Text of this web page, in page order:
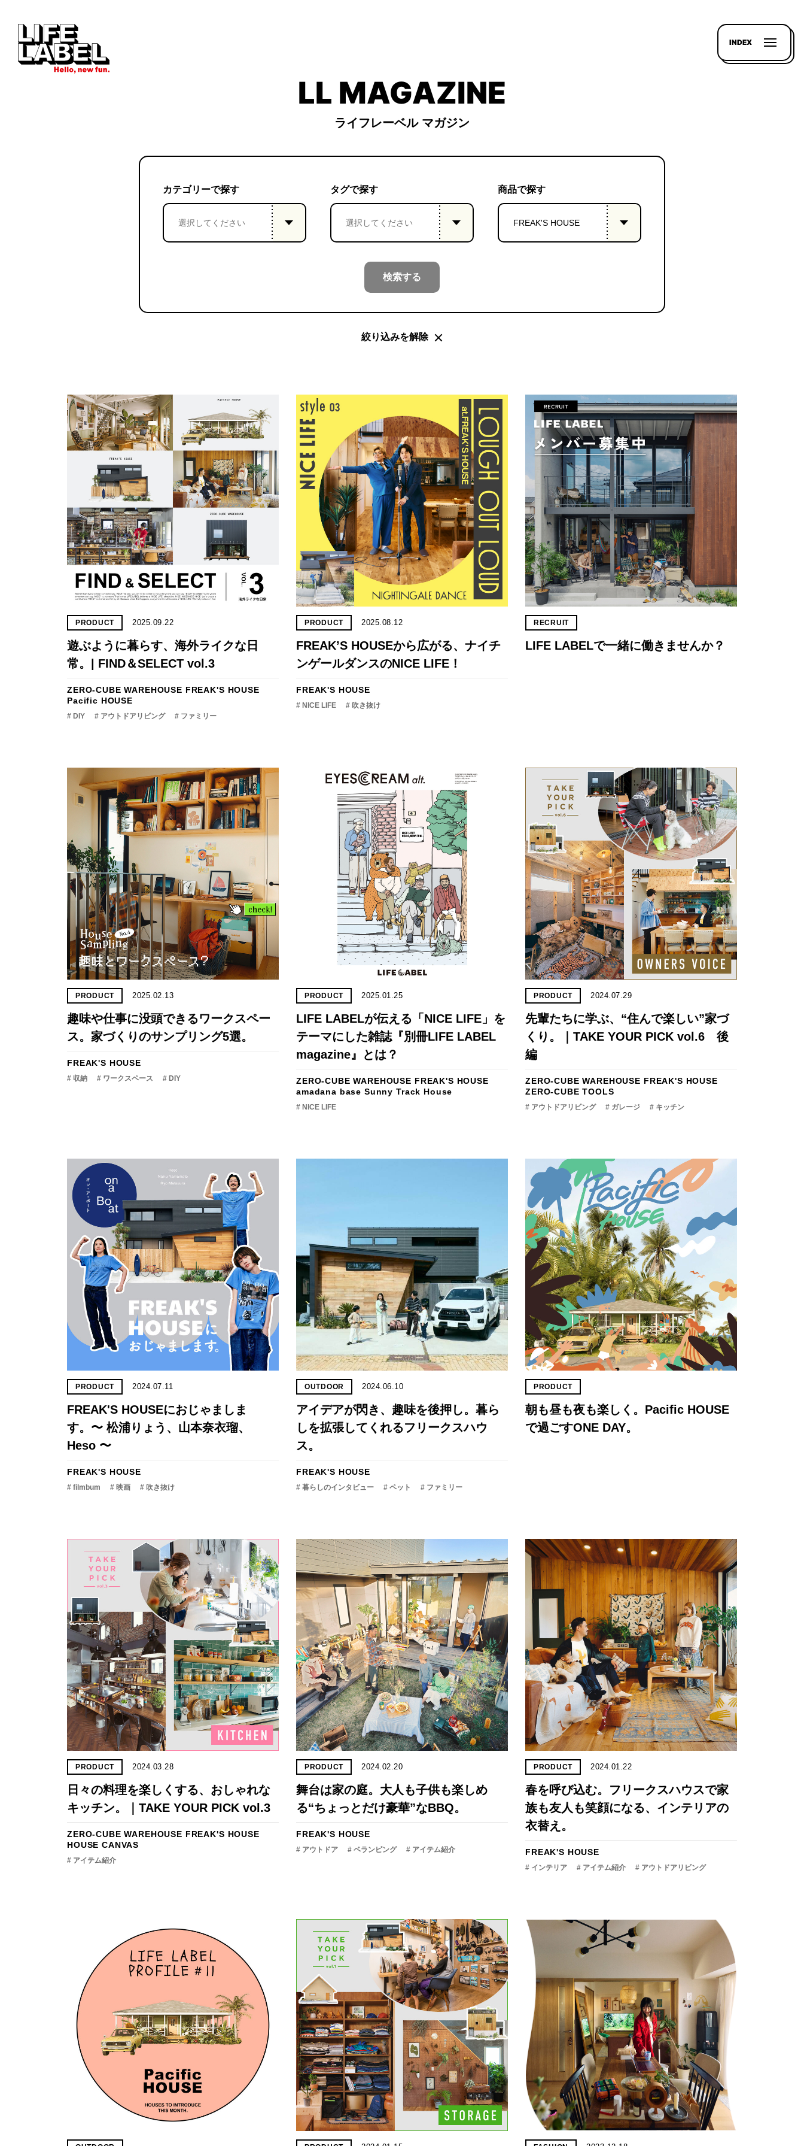
INDEX
LL MAGAZINE
ライフレーベル マガジン
カテゴリーで探す タグで探す 商品で探す
FREAK'S HOUSE
検索する
絞り込みを解除
PRODUCT 2025.09.22
遊ぶように暮らす、海外ライクな日
常。| FIND＆SELECT vol.3
ZERO-CUBE WAREHOUSE FREAK'S HOUSE
Pacific HOUSE
# DIY # アウトドアリビング # ファミリー
PRODUCT 2025.08.12
FREAK’S HOUSEから広がる、ナイチ
ンゲールダンスのNICE LIFE！
FREAK'S HOUSE
# NICE LIFE # 吹き抜け
RECRUIT
LIFE LABELで一緒に働きませんか？
PRODUCT 2025.02.13
趣味や仕事に没頭できるワークスペー
ス。家づくりのサンプリング5選。
FREAK'S HOUSE
# 収納 # ワークスペース # DIY
PRODUCT 2025.01.25
LIFE LABELが伝える「NICE LIFE」を
テーマにした雑誌『別冊LIFE LABEL
magazine』とは？
ZERO-CUBE WAREHOUSE FREAK'S HOUSE
amadana base Sunny Track House
# NICE LIFE
PRODUCT 2024.07.29
先輩たちに学ぶ、“住んで楽しい”家づ
くり。｜TAKE YOUR PICK vol.6 後
編
ZERO-CUBE WAREHOUSE FREAK'S HOUSE
ZERO-CUBE TOOLS
# アウトドアリビング # ガレージ # キッチン
PRODUCT 2024.07.11
FREAK'S HOUSEにおじゃましま
す。〜 松浦りょう、山本奈衣瑠、
Heso 〜
FREAK'S HOUSE
# filmbum # 映画 # 吹き抜け
OUTDOOR 2024.06.10
アイデアが閃き、趣味を後押し。暮ら
しを拡張してくれるフリークスハウ
ス。
FREAK'S HOUSE
# 暮らしのインタビュー # ペット # ファミリー
PRODUCT
朝も昼も夜も楽しく。Pacific HOUSE
で過ごすONE DAY。
PRODUCT 2024.03.28
日々の料理を楽しくする、おしゃれな
キッチン。｜TAKE YOUR PICK vol.3
ZERO-CUBE WAREHOUSE FREAK'S HOUSE
HOUSE CANVAS
# アイテム紹介
PRODUCT 2024.02.20
舞台は家の庭。大人も子供も楽しめ
る“ちょっとだけ豪華”なBBQ。
FREAK'S HOUSE
# アウトドア # ベランピング # アイテム紹介
PRODUCT 2024.01.22
春を呼び込む。フリークスハウスで家
族も友人も笑顔になる、インテリアの
衣替え。
FREAK'S HOUSE
# インテリア # アイテム紹介 # アウトドアリビング